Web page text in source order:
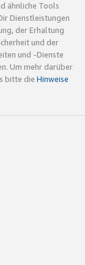
ähnliche Tools
Dienstleistungen
der Erhaltung
und der
und -Dienste
Um mehr darüber
bitte die Hinweise